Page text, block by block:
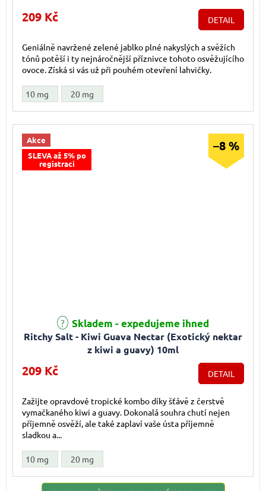
209 Kč DETAIL
Geniálně navržené zelené jablko plné nakyslých a svěžích
tónů potěší i ty nejnáročnější příznivce tohoto osvěžujícího
ovoce. Získá si vás už při pouhém otevření lahvičky.
10 mg 20 mg
Akce
SLEVA až 5% po
registraci
–8 %
Ritchy Salt - Kiwi Guava Nectar (Exotický nektar
z kiwi a guavy) 10ml
Průměrné hodnocení produktu je 5,0 z 5 hvězdiček.
Skladem - expedujeme ihned
209 Kč DETAIL
Zažijte opravdové tropické kombo díky šťávě z čerstvě
vymačkaného kiwi a guavy. Dokonalá souhra chutí nejen
příjemně osvěží, ale také zaplaví vaše ústa příjemně
sladkou a...
10 mg 20 mg